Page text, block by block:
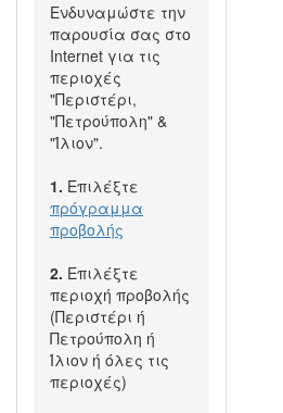
Ενδυναμώστε την
παρουσία σας στο
Internet για τις
περιοχές
"Περιστέρι,
"Πετρούπολη" &
"Ίλιον".
1. Επιλέξτε
πρόγραμμα
προβολής
2. Επιλέξτε
περιοχή προβολής
(Περιστέρι ή
Πετρούπολη ή
Ίλιον ή όλες τις
περιοχές)